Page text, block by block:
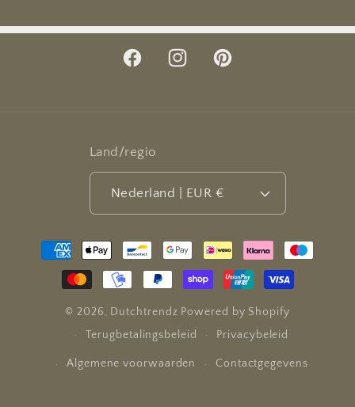
FacebookInstagramPinterest
Land/regio
Nederland | EUR €
Betaalmethoden
© 2026, Dutchtrendz Powered by Shopify
Terugbetalingsbeleid
Privacybeleid
Algemene voorwaarden Contactgegevens